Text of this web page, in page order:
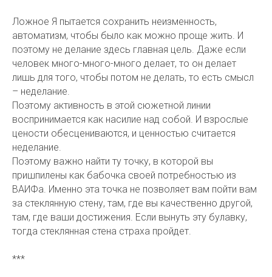
Ложное Я пытается сохранить неизменность,
автоматизм, чтобы было как можно проще жить. И
поэтому не делание здесь главная цель. Даже если
человек много-много-много делает, то он делает
лишь для того, чтобы потом не делать, то есть смысл
– неделание.
Поэтому активность в этой сюжетной линии
воспринимается как насилие над собой. И взрослые
цености обесцениваются, и ценностью считается
неделание.
Поэтому важно найти ту точку, в которой вы
пришпилены как бабочка своей потребностью из
ВАИФа. Именно эта точка не позволяет вам пойти вам
за стеклянную стену, там, где вы качественно другой,
там, где ваши достижения. Если вынуть эту булавку,
тогда стеклянная стена страха пройдет.
***